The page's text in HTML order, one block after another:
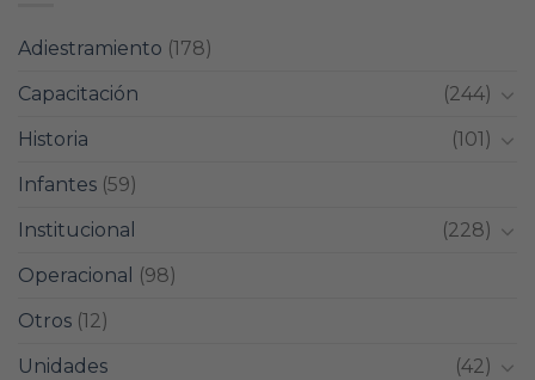
Adiestramiento (178)
Capacitación
(244)
Historia
(101)
Infantes (59)
Institucional
(228)
Operacional
(98)
Otros (12)
Unidades
(42)